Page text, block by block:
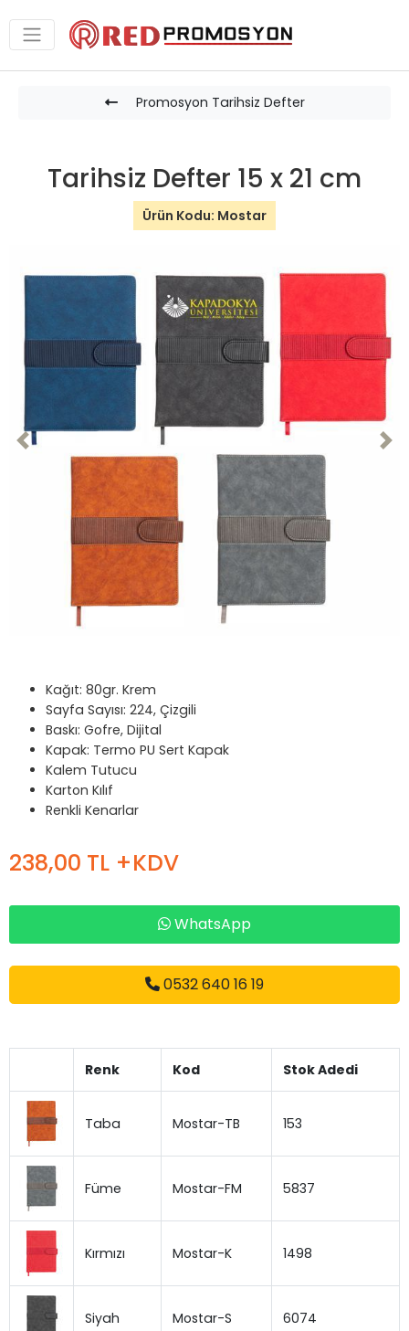
Promosyon Tarihsiz Defter
Tarihsiz Defter 15 x 21 cm
Ürün Kodu: Mostar
Previous
Kağıt: 80gr. Krem
Sayfa Sayısı: 224, Çizgili
Baskı: Gofre, Dijital
Kapak: Termo PU Sert Kapak
Kalem Tutucu
Karton Kılıf
Renkli Kenarlar
238,00 TL +KDV
WhatsApp
0532 640 16 19
Renk Kod Stok Adedi
Taba Mostar-TB 153
Füme Mostar-FM 5837
Kırmızı Mostar-K 1498
Siyah Mostar-S 6074